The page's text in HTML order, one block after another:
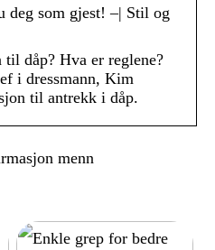
som gjest! –| Stil og
til dåp? Hva er reglene?
i dressmann, Kim
til antrekk i dåp.
menn